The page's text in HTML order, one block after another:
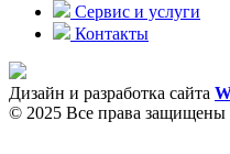
Сервис и услуги
Контакты
Дизайн и разработка сайта
© 2025 Все права защищены